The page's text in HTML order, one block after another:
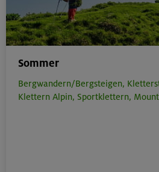
Sommer
Bergwandern/Bergsteigen,
Klettern Alpin, Sportklettern,